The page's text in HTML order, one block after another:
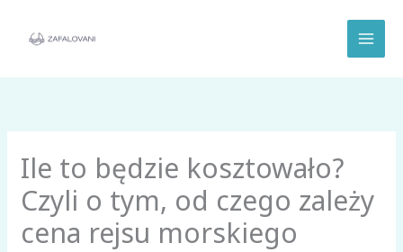
Ile to będzie kosztowało?
Czyli o tym, od czego zależy
cena rejsu morskiego